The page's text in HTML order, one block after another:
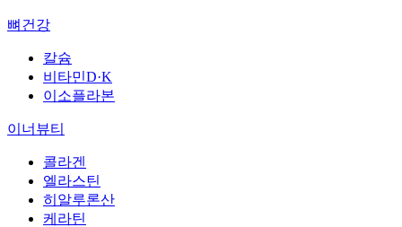
뼈건강
칼슘
비타민D·K
이소플라본
이너뷰티
콜라겐
엘라스틴
히알루론산
케라틴